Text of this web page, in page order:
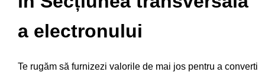
a electronului
Te rugăm să furnizezi valorile de mai jos pentru a converti